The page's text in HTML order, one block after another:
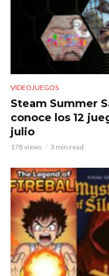
VIDEOJUEGOS
Steam Summer
conoce los 12
julio
178 views 3 min read